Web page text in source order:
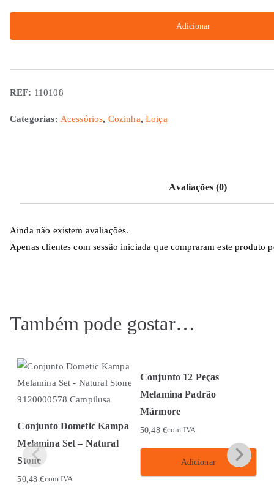
Conjunto
Adicionar
REF: 110108
Categorias: Acessórios, Cozinha, Loiça
Avaliações (0)
Ainda não existem avaliações.
Apenas clientes com sessão iniciada que compraram este produto
Também pode gostar…
Conjunto Dometic Kampa
Melamina Set – Natural
Stone
50,48€com IVA
Conjunto 12 Peças
Melamina Padrão
Mármore
50,48 €com IVA
Adicionar